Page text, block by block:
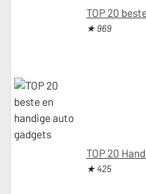
TOP 20
★ 969
TOP 20
★ 425